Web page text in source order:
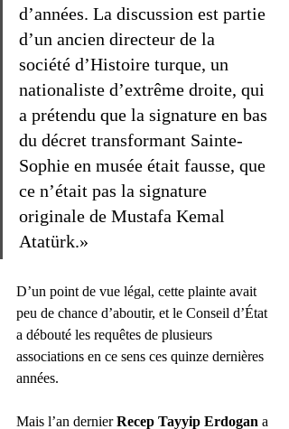
d’années. La discussion est partie
d’un ancien directeur de la
société d’Histoire turque, un
nationaliste d’extrême droite, qui
a prétendu que la signature en bas
du décret transformant Sainte-
Sophie en musée était fausse, que
ce n’était pas la signature
originale de Mustafa Kemal
Atatürk.»
D’un point de vue légal, cette plainte avait
peu de chance d’aboutir, et le Conseil d’État
a débouté les requêtes de plusieurs
associations en ce sens ces quinze dernières
années.
Mais l’an dernier Recep Tayyip Erdogan a